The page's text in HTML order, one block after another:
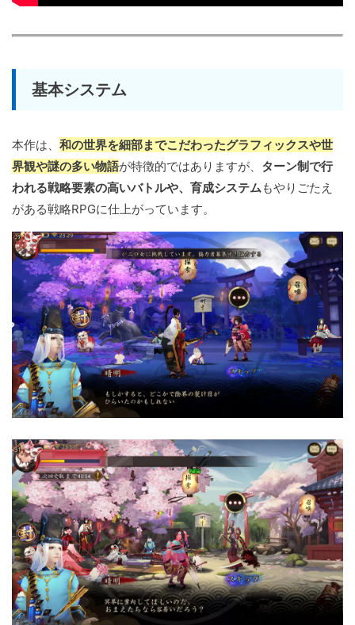
基本システム
本作は、 和の世界を細部までこだわったグラフィックスや世
界観や謎の多い物語が特徴的ではありますが、 ターン制で行
われる戦略要素の高いバトルや、育成システム もやりごたえ
がある戦略RPGに仕上がっています。